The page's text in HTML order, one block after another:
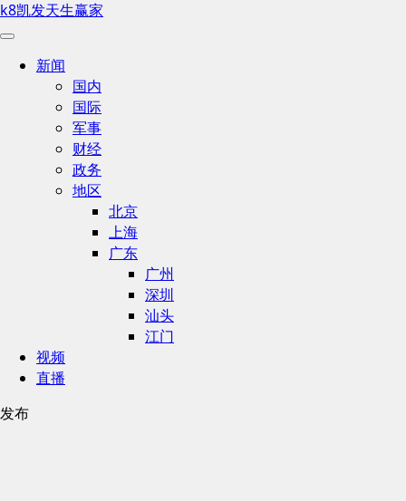
k8凯发天生赢家
新闻
国内
国际
军事
财经
政务
地区
北京
上海
广东
广州
深圳
汕头
江门
视频
直播
发布